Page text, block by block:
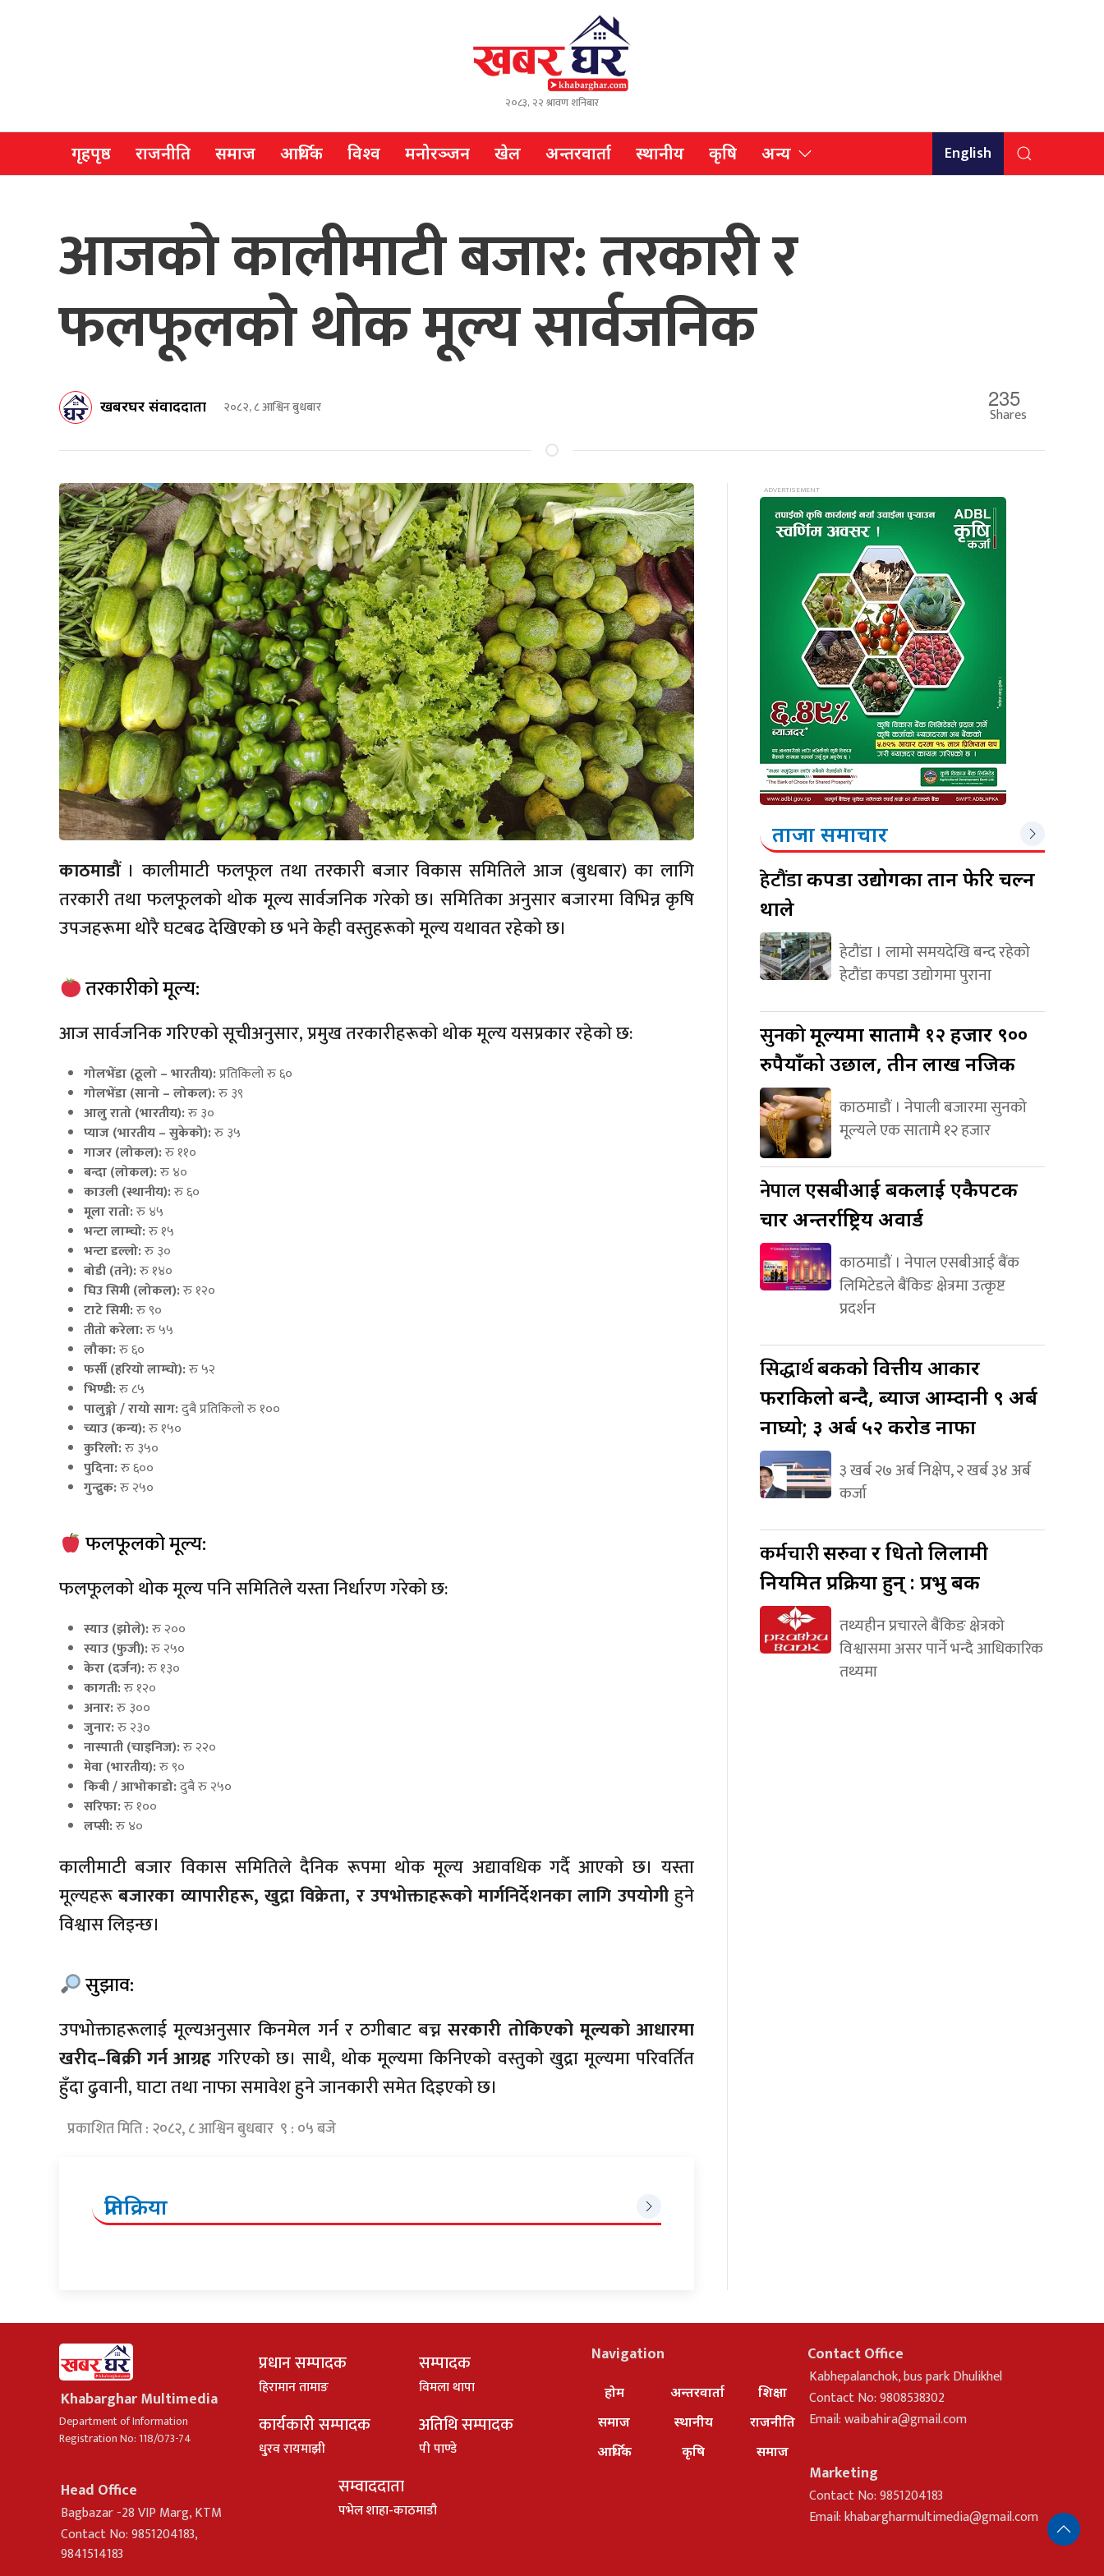
२०८३, २२ श्रावण शनिबार
गृहपृष्ठ राजनीति समाज आर्थिक विश्व मनोरञ्जन खेल अन्तरवार्ता स्थानीय कृषि अन्य English
आजको कालीमाटी बजार: तरकारी र
फलफूलको थोक मूल्य सार्वजनिक
खबरघर संवाददाता २०८२, ८ आश्विन बुधबार 235
Shares
काठमाडौं। कालीमाटी फलफूल तथा तरकारी बजार विकास समितिले आज (बुधबार) का लागि
तरकारी तथा फलफूलको थोक मूल्य सार्वजनिक गरेको छ। समितिका अनुसार बजारमा विभिन्न कृषि
उपजहरूमा थोरै घटबढ देखिएको छ भने केही वस्तुहरूको मूल्य यथावत रहेको छ।
तरकारीको मूल्य:
आज सार्वजनिक गरिएको सूचीअनुसार, प्रमुख तरकारीहरूको थोक मूल्य यसप्रकार रहेको छ:
गोलभेंडा (ठूलो – भारतीय):प्रतिकिलो रु ६०
गोलभेंडा (सानो – लोकल):रु ३९
आलु रातो (भारतीय):रु ३०
प्याज (भारतीय – सुकेको):रु ३५
गाजर (लोकल):रु ११०
बन्दा (लोकल):रु ४०
काउली (स्थानीय):रु ६०
मूला रातो:रु ४५
भन्टा लाम्चो:रु १५
भन्टा डल्लो:रु ३०
बोडी (तने):रु १४०
घिउ सिमी (लोकल):रु १२०
टाटे सिमी:रु ९०
तीतो करेला:रु ५५
लौका:रु ६०
फर्सी (हरियो लाम्चो):रु ५२
भिण्डी:रु ८५
पालुङ्गो / रायो साग:दुबै प्रतिकिलो रु १००
च्याउ (कन्य):रु १५०
कुरिलो:रु ३५०
पुदिना:रु ६००
गुन्द्रुक:रु २५०
फलफूलको मूल्य:
फलफूलको थोक मूल्य पनि समितिले यस्ता निर्धारण गरेको छ:
स्याउ (झोले):रु २००
स्याउ (फुजी):रु २५०
केरा (दर्जन):रु १३०
कागती:रु १२०
अनार:रु ३००
जुनार:रु २३०
नास्पाती (चाइनिज):रु २२०
मेवा (भारतीय):रु ९०
किबी / आभोकाडो:दुबै रु २५०
सरिफा:रु १००
लप्सी:रु ४०
कालीमाटी बजार विकास समितिले दैनिक रूपमा थोक मूल्य अद्यावधिक गर्दै आएको छ। यस्ता
मूल्यहरूबजारका व्यापारीहरू, खुद्रा विक्रेता, र उपभोक्ताहरूको मार्गनिर्देशनका लागि उपयोगीहुने
विश्वास लिइन्छ।
सुझाव:
उपभोक्ताहरूलाई मूल्यअनुसार किनमेल गर्न र ठगीबाट बच्नसरकारी तोकिएको मूल्यको आधारमा
खरीद–बिक्री गर्न आग्रह गरिएको छ। साथै, थोक मूल्यमा किनिएको वस्तुको खुद्रा मूल्यमा परिवर्तित
हुँदा ढुवानी, घाटा तथा नाफा समावेश हुने जानकारी समेत दिइएको छ।
प्रकाशित मिति : २०८२, ८ आश्विन बुधबार ९ : ०५ बजे
प्रतिक्रिया
ताजा समाचार
हेटौंडाकपडा उद्योगका तान फेरि चल्न
थाले
हेटौंडा । लामो समयदेखि बन्द रहेको
हेटौंडा कपडा उद्योगमा पुराना
सुनकोमूल्यमा सातामै १२ हजार ९००
रुपैयाँको उछाल, तीन लाख नजिक
काठमाडौं । नेपाली बजारमा सुनको
मूल्यले एक सातामै १२ हजार
नेपालएसबीआई बैंकलाई एकैपटक
चार अन्तर्राष्ट्रिय अवार्ड
काठमाडौं । नेपाल एसबीआई बैंक
लिमिटेडले बैंकिङ क्षेत्रमा उत्कृष्ट
प्रदर्शन
सिद्धार्थबैंकको वित्तीय आकार
फराकिलो बन्दै, ब्याज आम्दानी ९ अर्ब
नाघ्यो; ३ अर्ब ५२ करोड नाफा
३ खर्ब २७ अर्ब निक्षेप, २ खर्ब ३४ अर्ब
कर्जा
कर्मचारीसरुवा र धितो लिलामी
नियमित प्रक्रिया हुन् : प्रभु बैंक
तथ्यहीन प्रचारले बैंकिङ क्षेत्रको
विश्वासमा असर पार्ने भन्दै आधिकारिक
तथ्यमा
Khabarghar Multimedia
Department of Information
Registration No: 118/073-74
Head Office
Bagbazar -28 VIP Marg, KTM
Contact No: 9851204183,
9841514183
प्रधान सम्पादक
हिरामान तामाङ
सम्पादक
विमला थापा
कार्यकारी सम्पादक
धु्रव रायमाझी
अतिथि सम्पादक
पी पाण्डे
सम्वाददाता
पभेल शाहा-काठमाडौ
Navigation
होम
समाज
आर्थिक
अन्तरवार्ता
स्थानीय
कृषि
शिक्षा
राजनीति
समाज
Contact Office
Kabhepalanchok, bus park Dhulikhel
Contact No: 9808538302
Email:waibahira@gmail.com
Marketing
Contact No: 9851204183
Email:khabargharmultimedia@gmail.com